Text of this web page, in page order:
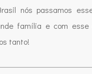
nós passamos
família e com esse
tanto!